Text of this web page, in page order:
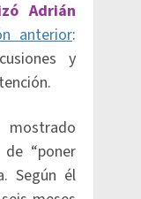
Adrián
anterior:
y
“poner
Según él